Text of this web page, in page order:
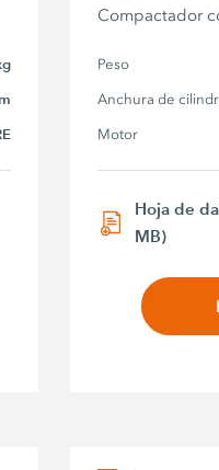
Compactador
Peso
Anchura de
Motor
Hoja de
MB)